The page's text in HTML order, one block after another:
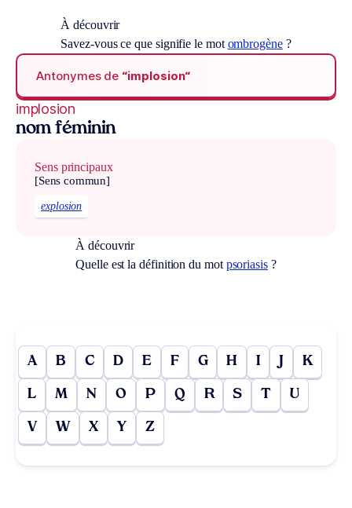
À découvrir
Savez-vous ce que signifie le mot ombrogène?
Antonymes de “implosion“
implosion
nom féminin
Sens principaux
[Sens commun]
explosion
À découvrir
Quelle est la définition du mot psoriasis?
A B C D E F G H I J K
L M N O P Q R S T U
V W X Y Z